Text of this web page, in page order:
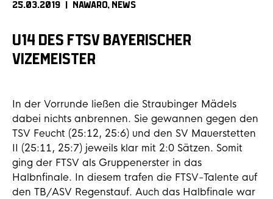
25.03.2019 | NAWARO NEWS
U14 DES FTSV BAYERISCHER
VIZEMEISTER
In der Vorrunde ließen die Straubinger Mädels
dabei nichts anbrennen. Sie gewannen gegen den
TSV Feucht (25:12, 25:6) und den SV Mauerstetten
II (25:11, 25:7) jeweils klar mit 2:0 Sätzen. Somit
ging der FTSV als Gruppenerster in das
Halbnfinale. In diesem trafen die FTSV-Talente auf
den TB/ASV Regenstauf. Auch das Halbfinale war